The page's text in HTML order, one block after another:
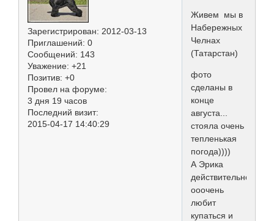
Зарегистрирован: 2012-03-13
Приглашений: 0
Сообщений: 143
Уважение: +21
Позитив: +0
Провел на форуме:
3 дня 19 часов
Последний визит:
2015-04-17 14:40:29
Живем мы в
Набережных
Челнах
(Татарстан)
фото
сделаны в
конце
августа...
стояла очень
тепленькая
погода))))
А Эрика
действительно-
ооочень
любит
купаться и